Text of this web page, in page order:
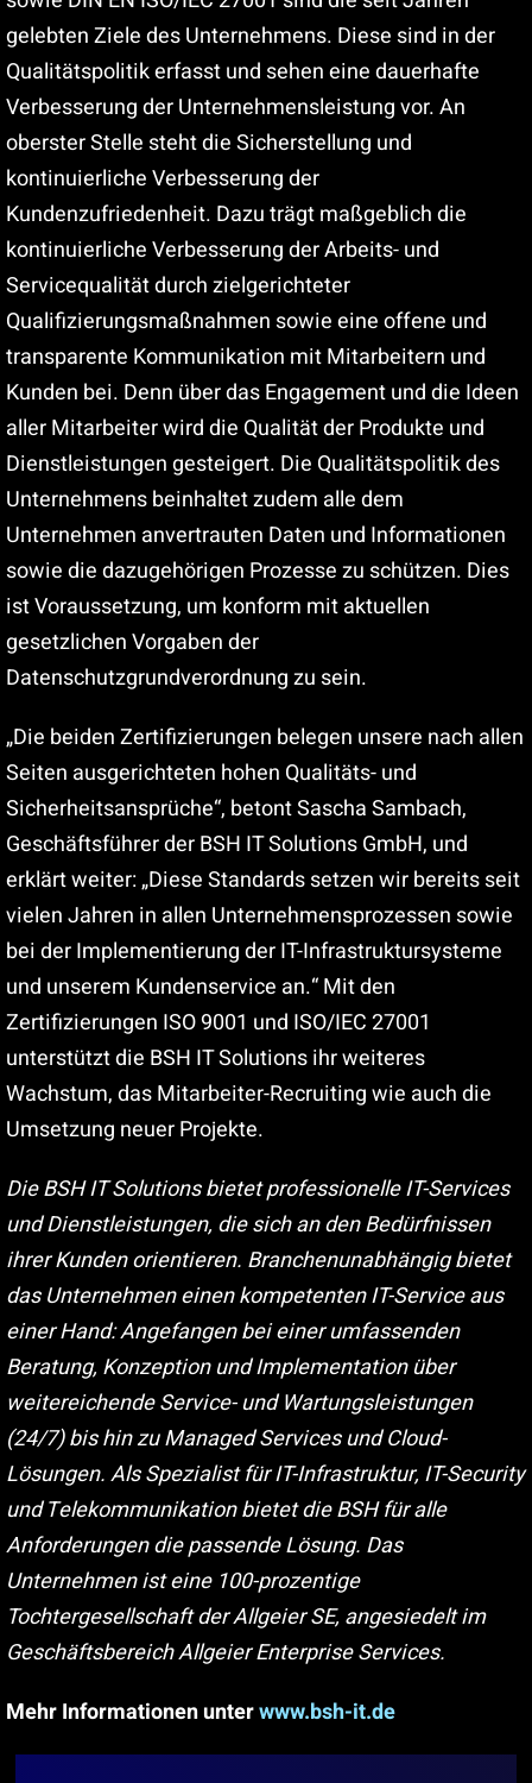
gelebten Ziele des Unternehmens. Diese sind in der
Qualitätspolitik erfasst und sehen eine dauerhafte
Verbesserung der Unternehmensleistung vor. An
oberster Stelle steht die Sicherstellung und
kontinuierliche Verbesserung der
Kundenzufriedenheit. Dazu trägt maßgeblich die
kontinuierliche Verbesserung der Arbeits- und
Servicequalität durch zielgerichteter
Qualifizierungsmaßnahmen sowie eine offene und
transparente Kommunikation mit Mitarbeitern und
Kunden bei. Denn über das Engagement und die Ideen
aller Mitarbeiter wird die Qualität der Produkte und
Dienstleistungen gesteigert. Die Qualitätspolitik des
Unternehmens beinhaltet zudem alle dem
Unternehmen anvertrauten Daten und Informationen
sowie die dazugehörigen Prozesse zu schützen. Dies
ist Voraussetzung, um konform mit aktuellen
gesetzlichen Vorgaben der
Datenschutzgrundverordnung zu sein.
„Die beiden Zertifizierungen belegen unsere nach allen
Seiten ausgerichteten hohen Qualitäts- und
Sicherheitsansprüche“, betont Sascha Sambach,
Geschäftsführer der BSH IT Solutions GmbH, und
erklärt weiter: „Diese Standards setzen wir bereits seit
vielen Jahren in allen Unternehmensprozessen sowie
bei der Implementierung der IT-Infrastruktursysteme
und unserem Kundenservice an.“ Mit den
Zertifizierungen ISO 9001 und ISO/IEC 27001
unterstützt die BSH IT Solutions ihr weiteres
Wachstum, das Mitarbeiter-Recruiting wie auch die
Umsetzung neuer Projekte.
Die BSH IT Solutions bietet professionelle IT-Services
und Dienstleistungen, die sich an den Bedürfnissen
ihrer Kunden orientieren. Branchenunabhängig bietet
das Unternehmen einen kompetenten IT-Service aus
einer Hand: Angefangen bei einer umfassenden
Beratung, Konzeption und Implementation über
weitereichende Service- und Wartungsleistungen
(24/7) bis hin zu Managed Services und Cloud-
Lösungen. Als Spezialist für IT-Infrastruktur, IT-Security
und Telekommunikation bietet die BSH für alle
Anforderungen die passende Lösung. Das
Unternehmen ist eine 100-prozentige
Tochtergesellschaft der Allgeier SE, angesiedelt im
Geschäftsbereich Allgeier Enterprise Services.
Mehr Informationen unterwww.bsh-it.de